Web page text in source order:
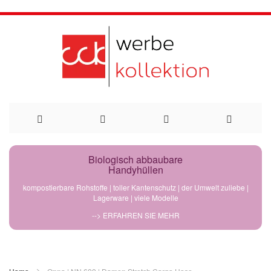
Direkt
Biologisch abbaubare
Handyhüllen
kompostierbare Rohstoffe | toller Kantenschutz | der Umwelt zuliebe |
Lagerware | viele Modelle
--> ERFAHREN SIE MEHR